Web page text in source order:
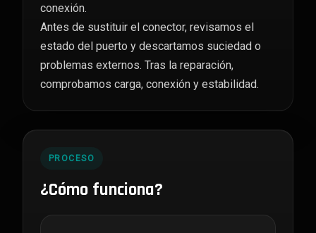
conexión.
Antes de sustituir el conector, revisamos el
estado del puerto y descartamos suciedad o
problemas externos. Tras la reparación,
comprobamos carga, conexión y estabilidad.
PROCESO
¿Cómo funciona?